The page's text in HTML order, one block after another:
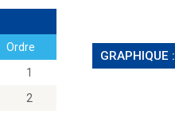
Ordre
1
2
GRAPHIQUE :